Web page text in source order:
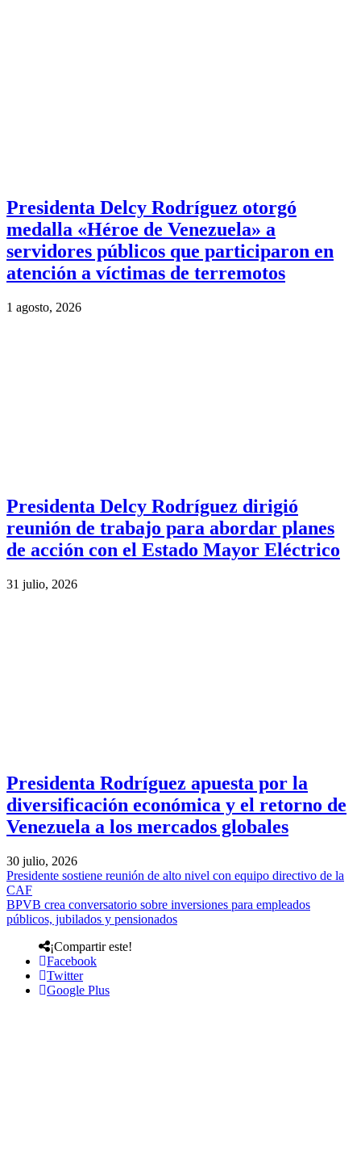
Presidenta Delcy Rodríguez otorgó
medalla «Héroe de Venezuela» a
servidores públicos que participaron en
atención a víctimas de terremotos
1 agosto, 2026
Presidenta Delcy Rodríguez dirigió
reunión de trabajo para abordar planes
de acción con el Estado Mayor Eléctrico
31 julio, 2026
Presidenta Rodríguez apuesta por la
diversificación económica y el retorno de
Venezuela a los mercados globales
30 julio, 2026
Presidente sostiene reunión de alto nivel con equipo directivo de la
CAF
BPVB crea conversatorio sobre inversiones para empleados
públicos, jubilados y pensionados
¡Compartir este!
Facebook
Twitter
Google Plus